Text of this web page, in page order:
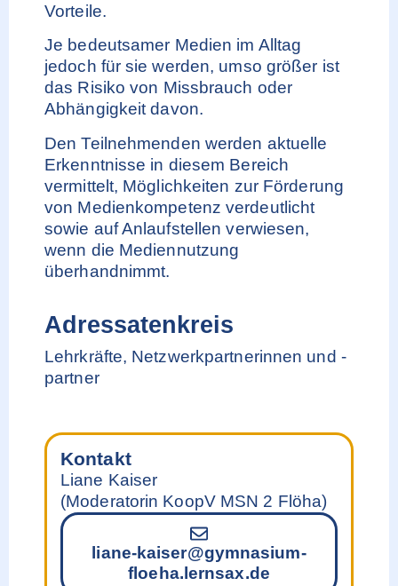
Vorteile.
Je bedeutsamer Medien im Alltag
jedoch für sie werden, umso größer ist
das Risiko von Missbrauch oder
Abhängigkeit davon.
Den Teilnehmenden werden aktuelle
Erkenntnisse in diesem Bereich
vermittelt, Möglichkeiten zur Förderung
von Medienkompetenz verdeutlicht
sowie auf Anlaufstellen verwiesen,
wenn die Mediennutzung
überhandnimmt.
Adressatenkreis
Lehrkräfte, Netzwerkpartnerinnen und -
partner
Kontakt
Liane Kaiser
(Moderatorin KoopV MSN 2 Flöha)
liane-kaiser@gymnasium-
floeha.lernsax.de